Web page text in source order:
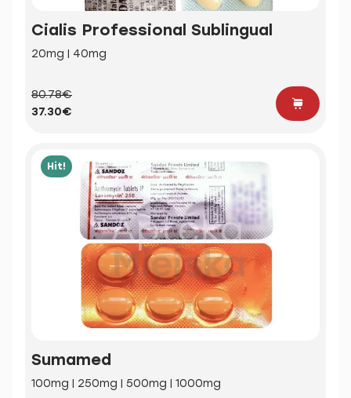
Cialis Professional Sublingual
20mg | 40mg
80.78€
37.30€
Hit!
Sumamed
100mg | 250mg | 500mg | 1000mg